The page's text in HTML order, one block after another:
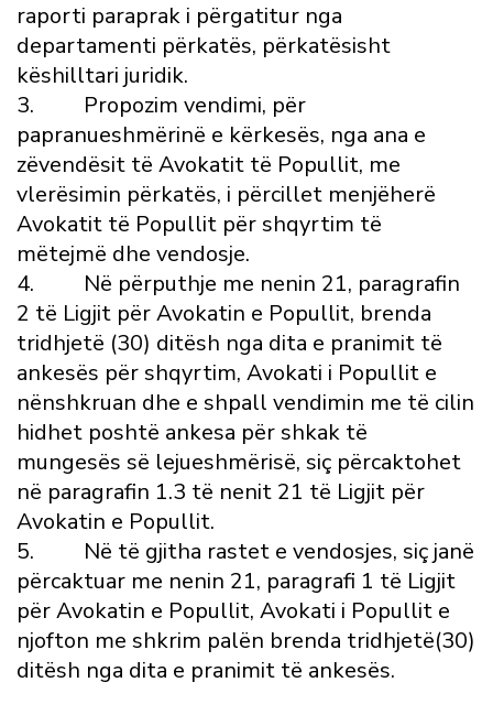
raporti paraprak i përgatitur nga
departamenti përkatës, përkatësisht
këshilltari juridik.
3. Propozim vendimi, për
papranueshmërinë e kërkesës, nga ana e
zëvendësit të Avokatit të Popullit, me
vlerësimin përkatës, i përcillet menjëherë
Avokatit të Popullit për shqyrtim të
mëtejmë dhe vendosje.
4. Në përputhje me nenin 21, paragrafin
2 të Ligjit për Avokatin e Popullit, brenda
tridhjetë (30) ditësh nga dita e pranimit të
ankesës për shqyrtim, Avokati i Popullit e
nënshkruan dhe e shpall vendimin me të cilin
hidhet poshtë ankesa për shkak të
mungesës së lejueshmërisë, siç përcaktohet
në paragrafin 1.3 të nenit 21 të Ligjit për
Avokatin e Popullit.
5. Në të gjitha rastet e vendosjes, siç janë
përcaktuar me nenin 21, paragrafi 1 të Ligjit
për Avokatin e Popullit, Avokati i Popullit e
njofton me shkrim palën brenda tridhjetë(30)
ditësh nga dita e pranimit të ankesës.